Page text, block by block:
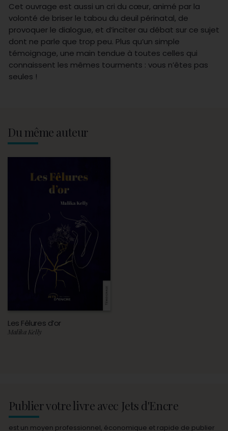
Cet ouvrage est aussi un cri du cœur, animé par la
volonté de briser le tabou du deuil périnatal, de
provoquer le dialogue, et d’inciter au débat sur ce sujet
dont ne parle que trop peu. Plus qu’un simple
témoignage, une main tendue à toutes celles qui
connaissent les mêmes tourments : vous n’êtes pas
seules !
Du même auteur
Les Fêlures d’or
Malika Kelly
Publier votre livre avec Jets d'Encre
est un moyen professionnel, économique et rapide de publier